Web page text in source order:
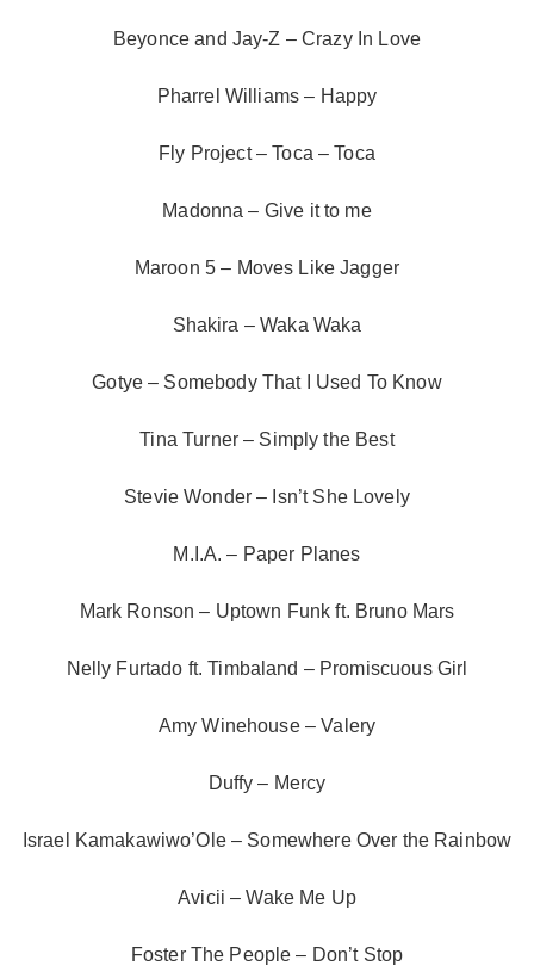
Beyonce and Jay-Z – Crazy In Love
Pharrel Williams – Happy
Fly Project – Toca – Toca
Madonna – Give it to me
Maroon 5 – Moves Like Jagger
Shakira – Waka Waka
Gotye – Somebody That I Used To Know
Tina Turner – Simply the Best
Stevie Wonder – Isn’t She Lovely
M.I.A. – Paper Planes
Mark Ronson – Uptown Funk ft. Bruno Mars
Nelly Furtado ft. Timbaland – Promiscuous Girl
Amy Winehouse – Valery
Duffy – Mercy
Israel Kamakawiwo’Ole – Somewhere Over the Rainbow
Avicii – Wake Me Up
Foster The People – Don’t Stop